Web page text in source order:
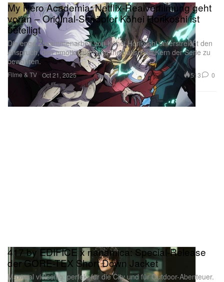
Filme & TV
My Hero Academia: Netflix-Realverfilmung geht
voran – Original-Schöpfer Kōhei Horikoshi ist
beteiligt
Die enge Zusammenarbeit von Kōhei Horikoshi unterstreicht den
Anspruch, den emotionalen und thematischen Kern der Serie zu
bewahren.
Oct 21, 2025 513 0
417 by EDIFICE x nanamica: Special-Release
der GORE-TEX Short Down Jacket
Maximal vielseitig: perfekt für die City und für Outdoor-Abenteuer.